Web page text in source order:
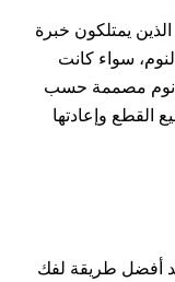
يمتلكون خبرة
سواء كانت
نوم مصممة حسب
وإعادتها
أفضل طريقة لفك